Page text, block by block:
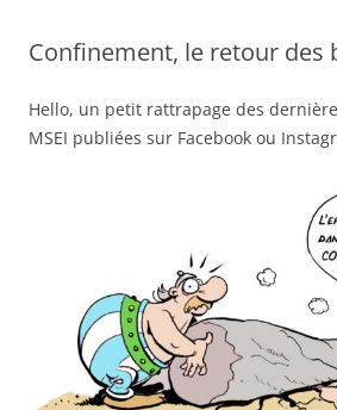
Confinement, le retour des
Hello, un petit rattrapage des
MSEI publiées sur Facebook ou